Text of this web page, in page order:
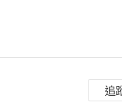
追